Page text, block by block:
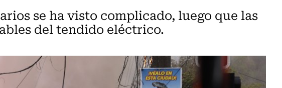
se ha visto complicado, luego que las
del tendido eléctrico.